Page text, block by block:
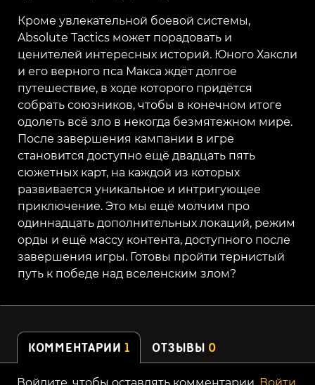
Кроме увлекательной боевой системы,
Absolute Tactics может порадовать и
ценителей интересных историй. Юного Хаксли
и его верного пса Макса ждёт долгое
путешествие, в ходе которого придётся
собрать союзников, чтобы в конечном итоге
одолеть всё зло в некогда безмятежном мире.
После завершения кампании в игре
становится доступно ещё двадцать пять
сюжетных карт, на каждой из которых
развивается уникальное и интригующее
приключение. Это мы ещё молчим про
одиннадцать дополнительных локаций, режим
орды и ещё массу контента, доступного после
завершения игры. Готовы пройти тернистый
путь к победе над вселенским злом?
КОММЕНТАРИИ 1 ОТЗЫВЫ 0